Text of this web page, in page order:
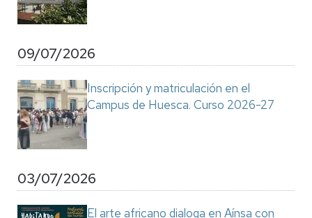
09/07/2026
Inscripción y matriculación en el
Campus de Huesca. Curso 2026-27
03/07/2026
El arte africano dialoga en Aínsa con